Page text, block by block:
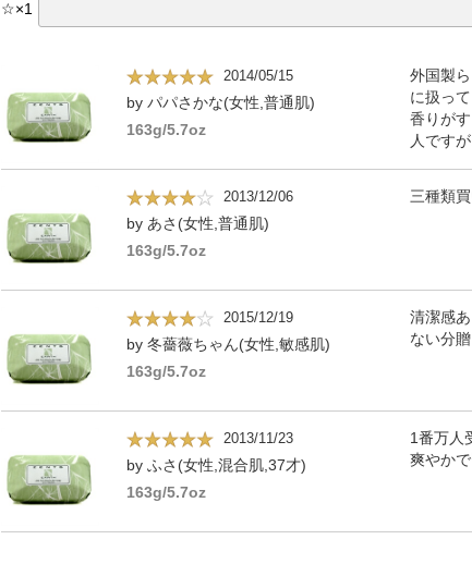
☆×1
2014/05/15
by パパさかな(女性,普通肌)
163g/5.7oz
外国製
に扱っ
香りが
人です
2013/12/06
by あさ(女性,普通肌)
163g/5.7oz
三種類
2015/12/19
by 冬薔薇ちゃん(女性,敏感肌)
163g/5.7oz
清潔感
ない分
2013/11/23
by ふさ(女性,混合肌,37才)
163g/5.7oz
1番万人
爽やか